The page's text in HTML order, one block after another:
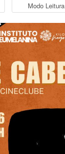
Modo Leitura